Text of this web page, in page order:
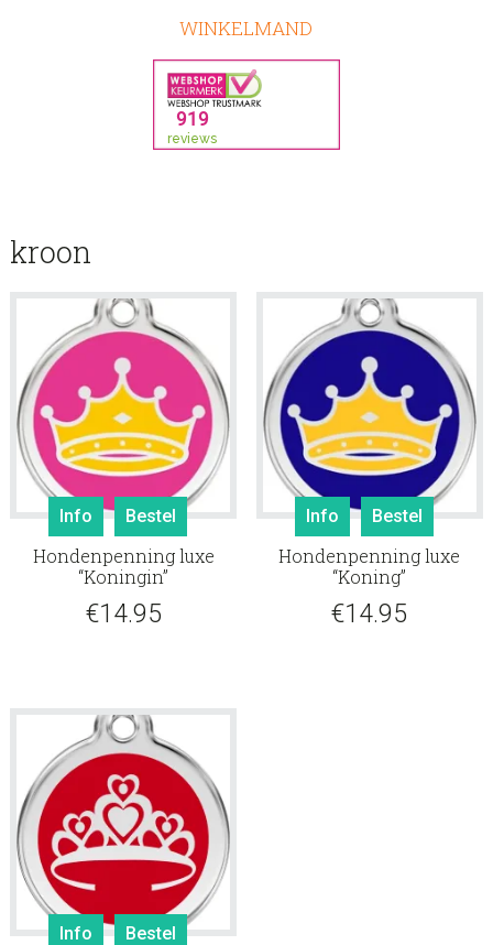
WINKELMAND
kroon
Info Bestel
Hondenpenning luxe
“Koningin”
€14.95
Info Bestel
Hondenpenning luxe
“Koning”
€14.95
Info Bestel